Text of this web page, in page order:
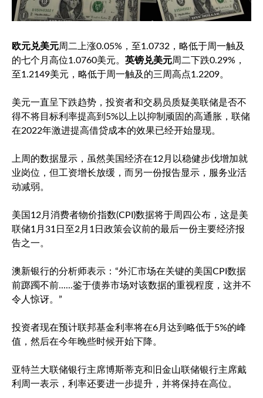
欧元兑美元周二上涨0.05%，至1.0732，略低于周一触及
的七个月高位1.0760美元。 英镑兑美元周二下跌0.29%，
至1.2149美元，略低于周一触及的三周高点1.2209。
美元一直呈下跌趋势，投资者和交易员质疑美联储是否不
得不将目标利率提高到5%以上以抑制顽固的高通胀，联储
在2022年激进提高借贷成本的效果已经开始显现。
上周的数据显示，虽然美国经济在12月以稳健步伐增加就
业岗位，但工资增长放缓，而另一份报告显示，服务业活
动减弱。
美国12月消费者物价指数(CPI)数据将于周四公布，这是美
联储1月31日至2月1日政策会议前的最后一份主要经济报
告之一。
澳新银行的分析师表示：“外汇市场在关键的美国CPI数据
前踯躅不前......鉴于债券市场对该数据的重视程度，这并不
令人惊讶。”
投资者现在预计联邦基金利率将在6月达到略低于5%的峰
值，然后在今年晚些时候开始下降。
亚特兰大联储银行主席博斯蒂克和旧金山联储银行主席戴
利周一表示，利率还要进一步提升，并将保持在高位。